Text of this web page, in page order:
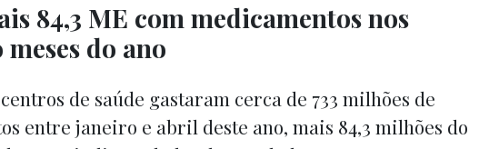
84,3 ME com medicamentos nos
do ano
de saúde gastaram cerca de 733 milhões de
entre janeiro e abril deste ano, mais 84,3 milhões do